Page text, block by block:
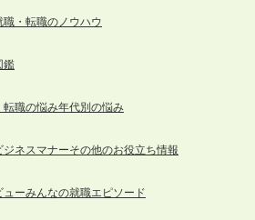
職・転職のノウハウ
鑑
転職の悩み年代別の悩み
ジネスマナーその他のお役立ち情報
ューみんなの就職エピソード